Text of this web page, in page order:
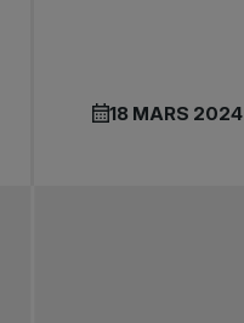
18 MARS 2024